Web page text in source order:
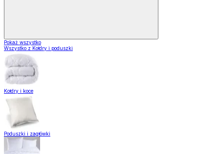
Pokaż wszystko
Wszystko z Kołdry i poduszki
Kołdry i koce
Poduszki i zagłówki